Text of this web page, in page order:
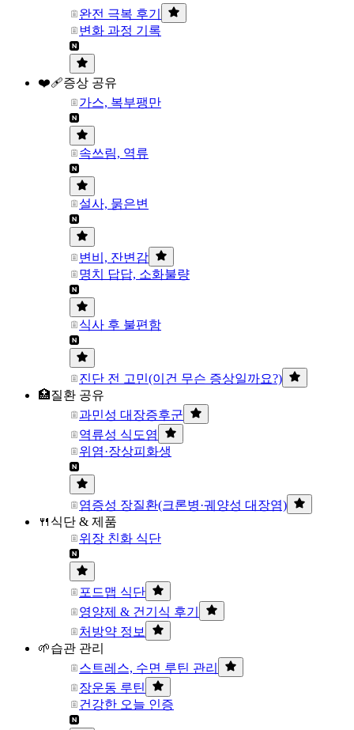
완전 극복 후기
변화 과정 기록
❤️‍🩹증상 공유
가스, 복부팽만
속쓰림, 역류
설사, 묽은변
변비, 잔변감
명치 답답, 소화불량
식사 후 불편함
진단 전 고민(이건 무슨 증상일까요?)
🏥질환 공유
과민성 대장증후군
역류성 식도염
위염·장상피화생
염증성 장질환(크론병·궤양성 대장염)
🍴식단 & 제품
위장 친화 식단
포드맵 식단
영양제 & 건기식 후기
처방약 정보
🌱습관 관리
스트레스, 수면 루틴 관리
장운동 루틴
건강한 오늘 인증